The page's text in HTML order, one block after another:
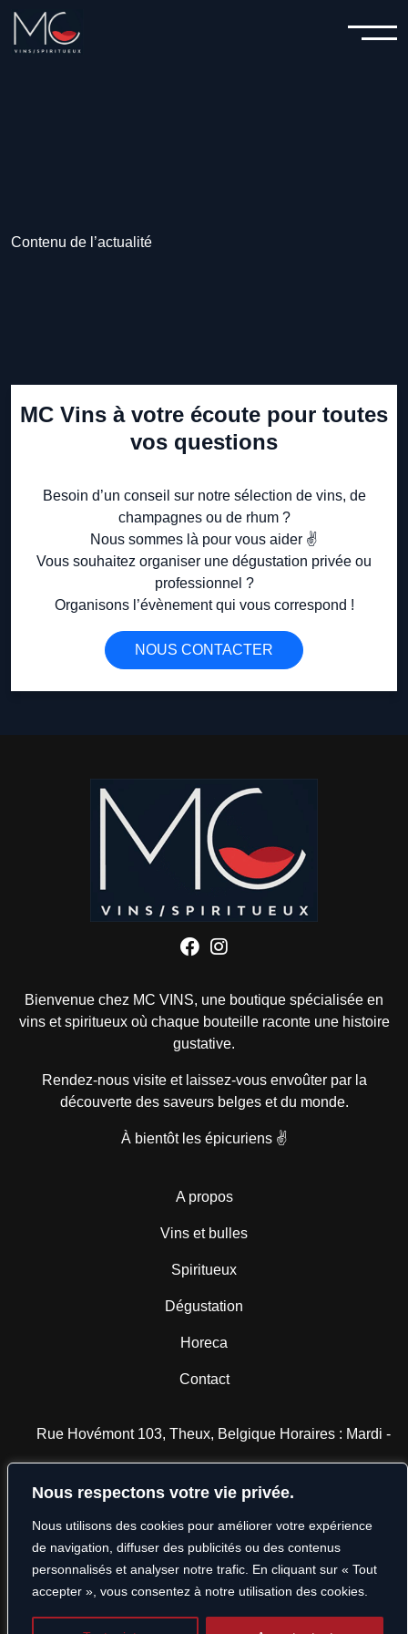
Nous respectons votre vie privée.
Nous utilisons des cookies pour améliorer votre expérience
de navigation, diffuser des publicités ou des contenus
personnalisés et analyser notre trafic. En cliquant sur « Tout
accepter », vous consentez à notre utilisation des cookies.
Contenu de l’actualité
MC Vins à votre écoute pour toutes
vos questions
Besoin d’un conseil sur notre sélection de vins, de
champagnes ou de rhum ?
Nous sommes là pour vous aider ✌️
Vous souhaitez organiser une dégustation privée ou
professionnel ?
Organisons l’évènement qui vous correspond !
NOUS CONTACTER
Bienvenue chez MC VINS, une boutique spécialisée en
vins et spiritueuxoù chaque bouteille raconte une histoire
gustative.
Rendez-nous visite et laissez-vous envoûter par la
découverte des saveurs belges et du monde.
À bientôt les épicuriens ✌️
A propos
Vins et bulles
Spiritueux
Dégustation
Horeca
Contact
Rue Hovémont 103, Theux, Belgique Horaires : Mardi -
georges@mcvins.be
TVA : BE 0802.110.816